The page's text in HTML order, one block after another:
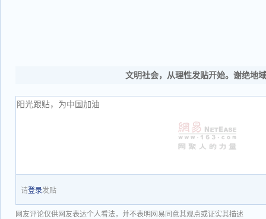
文明社会，从理性发贴开始。谢绝地
请登录发贴
网友评论仅供网友表达个人看法，并不表明网易同意其观点或证实其描述